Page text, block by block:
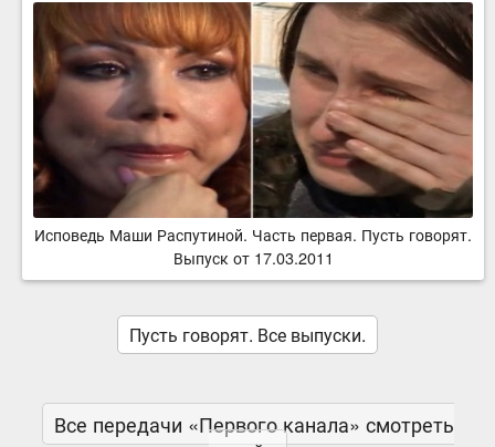
Исповедь Маши Распутиной. Часть первая. Пусть говорят.
Выпуск от 17.03.2011
Пусть говорят. Все выпуски.
Все передачи «Первого канала» смотреть